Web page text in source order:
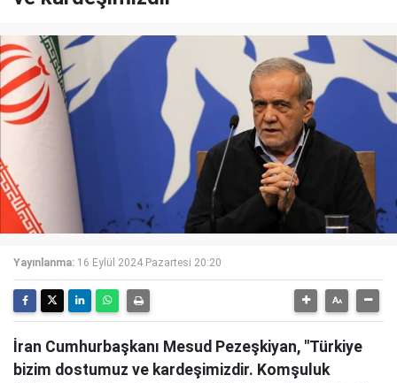
Yayınlanma: 16 Eylül 2024 Pazartesi 20:20
İran Cumhurbaşkanı Mesud Pezeşkiyan, "Türkiye
bizim dostumuz ve kardeşimizdir. Komşuluk